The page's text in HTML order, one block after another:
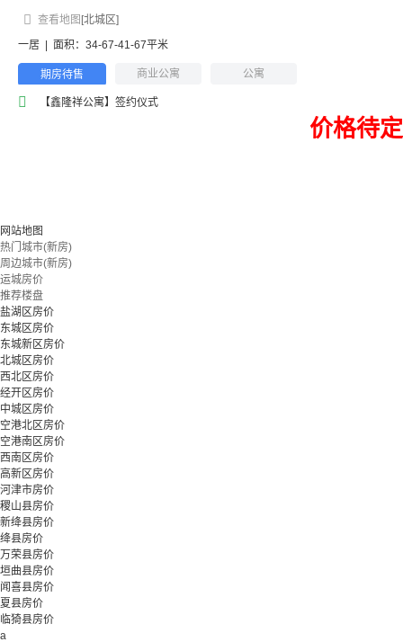
[北城区]
查看地图
一居
面积：34-67-41-67平米
期房待售 商业公寓 公寓
【鑫隆祥公寓】签约仪式
价格待定
网站地图
热门城市(新房)
周边城市(新房)
运城房价
推荐楼盘
盐湖区房价
东城区房价
东城新区房价
北城区房价
西北区房价
经开区房价
中城区房价
空港北区房价
空港南区房价
西南区房价
高新区房价
河津市房价
稷山县房价
新绛县房价
绛县房价
万荣县房价
垣曲县房价
闻喜县房价
夏县房价
临猗县房价
a